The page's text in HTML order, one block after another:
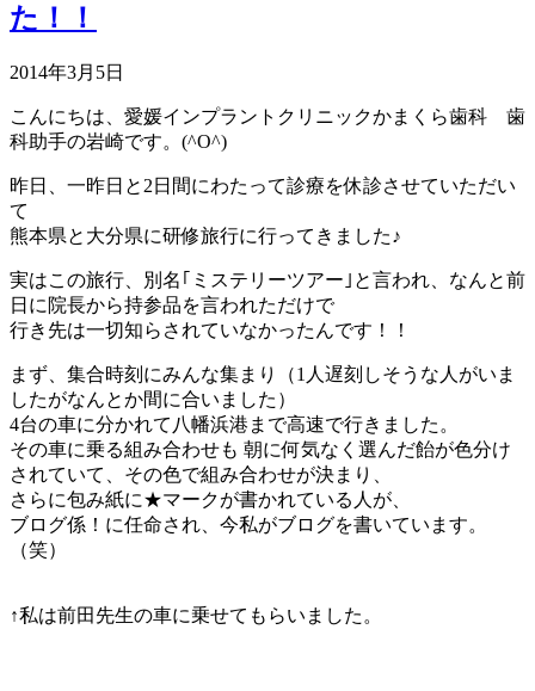
た！！
2014年3月5日
こんにちは、愛媛インプラントクリニックかまくら歯科 歯
科助手の岩崎です。 (^O^)
昨日、一昨日と 2 日間にわたって診療を休診させていただい
て
熊本県と大分県に研修旅行に行ってきました♪
実はこの旅行、別名｢ミステリーツアー｣と言われ、なんと前
日に院長から持参品を言われただけで
行き先は一切知らされていなかったんです！！
まず、集合時刻にみんな集まり（1 人遅刻しそうな人がいま
したがなんとか間に合いました）
4台の車に分かれて八幡浜港まで高速で行きました。
その車に乗る組み合わせも 朝に何気なく選んだ飴が色分け
されていて、その色で組み合わせが決まり、
さらに包み紙に★マークが書かれている人が、
ブログ係！に任命され、今私がブログを書いています。
（笑）
↑私は前田先生の車に乗せてもらいました。